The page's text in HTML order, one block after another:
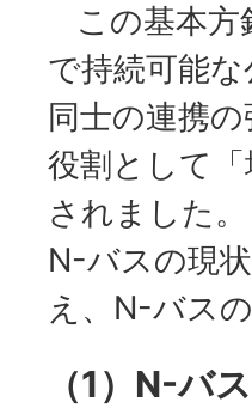
この基本方
で持続可能
同士の連携
役割として
されました
N-バスの現
え、N-バス
（1）N-バ